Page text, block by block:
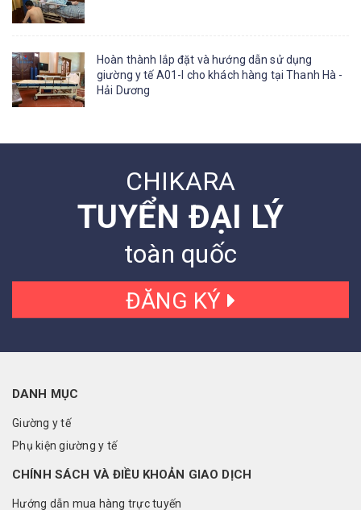
Hoàn thành lắp đặt và hướng dẫn sử dụng
giường y tế A01-I cho khách hàng tại Thanh Hà -
Hải Dương
CHIKARA
TUYỂN ĐẠI LÝ
toàn quốc
ĐĂNG KÝ
DANH MỤC
Giường y tế
Phụ kiện giường y tế
CHÍNH SÁCH VÀ ĐIỀU KHOẢN GIAO DỊCH
Hướng dẫn mua hàng trực tuyến